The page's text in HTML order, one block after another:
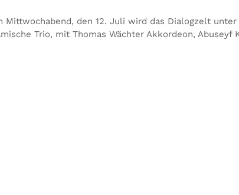
den 12. Juli wird das Dialogzelt
Trio, mit Thomas Wächter Akkordeon, Abuseyf